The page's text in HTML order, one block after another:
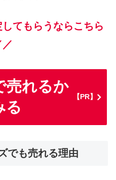
てもらうならこちら
／
売れるか
る
【PR】
でも売れる理由